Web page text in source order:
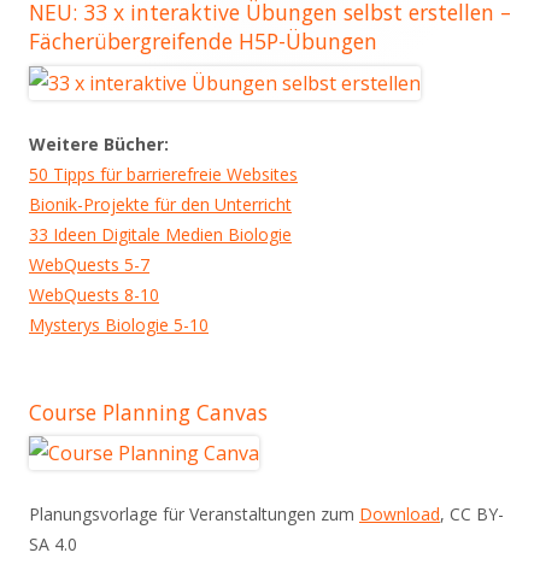
NEU: 33 x interaktive Übungen selbst erstellen –
Fächerübergreifende H5P-Übungen
Weitere Bücher:
50 Tipps für barrierefreie Websites
Bionik-Projekte für den Unterricht
33 Ideen Digitale Medien Biologie
WebQuests 5-7
WebQuests 8-10
Mysterys Biologie 5-10
Course Planning Canvas
Planungsvorlage für Veranstaltungen zum Download, CC BY-
SA 4.0